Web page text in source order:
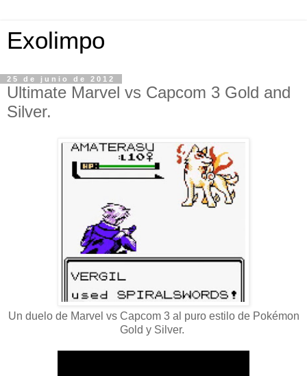
Exolimpo
25 de junio de 2012
Ultimate Marvel vs Capcom 3 Gold and
Silver.
Un duelo de Marvel vs Capcom 3 al puro estilo de Pokémon
Gold y Silver.